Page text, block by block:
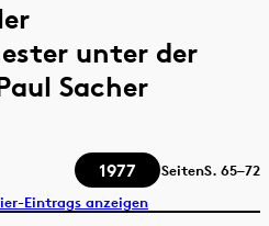
unter der
Sacher
1977 SeitenS. 65–72
Eintrags anzeigen